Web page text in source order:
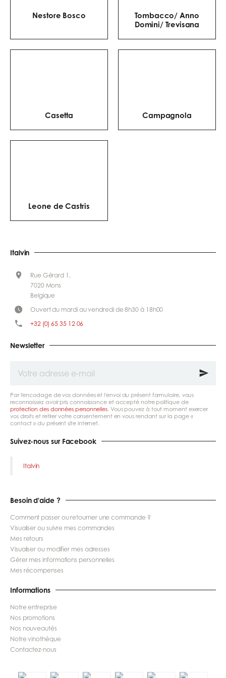
Nestore Bosco
Tombacco/ Anno
Domini/ Trevisana
Casetta Campagnola
Leone de Castris
Newsletter
adresse
Par l'encodage de vos données et l'envoi du présent formulaire, vous
reconnaissez avoir pris connaissance et accepté notre politique de
protection des données personnelles. Vous pouvez à tout moment exercer
vos droits et retirer votre consentement en vous rendant sur la page «
contact » du présent site internet.
Suivez-nous sur Facebook
Italvin
Italvin
Rue Gérard 1,
7020 Mons
Belgique
Ouvert du mardi au vendredi de 8h30 à 18h00
+32 (0) 65 35 12 06
Besoin d'aide ?
Comment passer ou retourner une commande ?
Visualiser ou suivre mes commandes
Mes retours
Visualiser ou modifier mes adresses
Gérer mes informations personnelles
Mes récompenses
Informations
Notre entreprise
Nos promotions
Nos nouveautés
Notre vinothèque
Contactez-nous